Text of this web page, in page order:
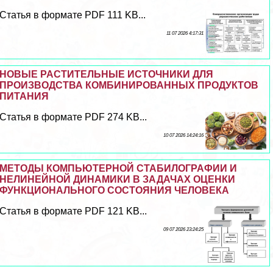
Статья в формате PDF 111 KB...
11 07 2026 4:17:31
НОВЫЕ РАСТИТЕЛЬНЫЕ ИСТОЧНИКИ ДЛЯ
ПРОИЗВОДСТВА КОМБИНИРОВАННЫХ ПРОДУКТОВ
ПИТАНИЯ
Статья в формате PDF 274 KB...
10 07 2026 14:24:16
МЕТОДЫ КОМПЬЮТЕРНОЙ СТАБИЛОГРАФИИ И
НЕЛИНЕЙНОЙ ДИНАМИКИ В ЗАДАЧАХ ОЦЕНКИ
ФУНКЦИОНАЛЬНОГО СОСТОЯНИЯ ЧЕЛОВЕКА
Статья в формате PDF 121 KB...
09 07 2026 23:24:25